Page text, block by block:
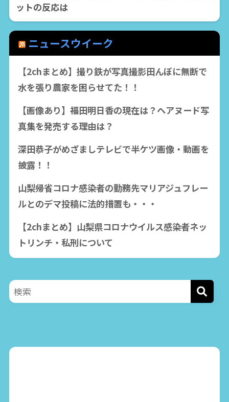
ットの反応は
ニュースウイーク
【2chまとめ】撮り鉄が写真撮影田んぼに無断で
水を張り農家を困らせてた！！
【画像あり】福田明日香の現在は？ヘアヌード写
真集を発売する理由は？
深田恭子がめざましテレビで半ケツ画像・動画を
披露！！
山梨帰省コロナ感染者の勤務先マリアジュフレー
ルとのデマ投稿に法的措置も・・・
【2chまとめ】山梨県コロナウイルス感染者ネッ
トリンチ・私刑について